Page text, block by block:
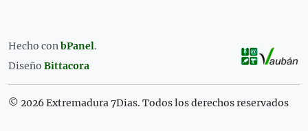
Hecho con bPanel.
Diseño Bittacora
© 2026 Extremadura 7Dias. Todos los derechos reservados